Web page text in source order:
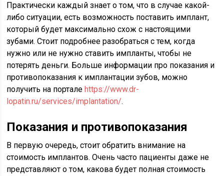
Практически каждый знает о том, что в случае какой-
либо ситуации, есть возможность поставить имплант,
который будет максимально схож с настоящими
зубами. Стоит подробнее разобраться с тем, когда
нужно или не нужно ставить импланты, чтобы не
потерять деньги. Больше информации про показания и
противопоказания к имплантации зубов, можно
получить на порталеhttps://www.dr-
lopatin.ru/services/implantation/.
Показания и противопоказания
В первую очередь, стоит обратить внимание на
стоимость имплантов. Очень часто пациенты даже не
представляют о том, какова будет полная стоимость